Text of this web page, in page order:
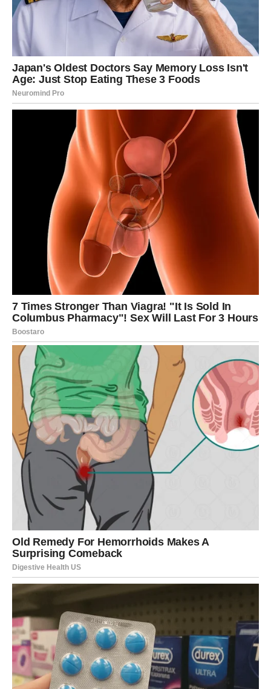
nego ikada.
Ako nije – završava se bez drame, ali sa konačnošću.
Karma vam vraća dostojanstvo u odnosima.
POSAO I NOVAC – NAGRADA
KOJA DOLAZI KROZ STRUKTURU
Na poslovnom planu dolazi ozbiljan pomak.
Možda će to biti:
unapređenje
povećanje prihoda
dugoročna poslovna ponuda
završetak jednog teskog ciklusa i ulazak u stabilniju fazu
neprimećeno, sada dolazi priznanje.
Karma nagrađuje vašu disciplinu, ali i vašu istrajnost.
Ovo nije brza, prolazna nagrada – ovo je stabilan
napredak koji se gradi na temeljima koje ste vi postavili.
UNUTRAŠNJA LEKCIJA –
PREPUŠTANJE KONTROLE
Jarče, vi volite kontrolu jer vam ona daje sigurnost. Ali
sada karma traži poverenje.
Ne morate sve nositi sami.
Ne morate dokazivati vrednost kroz iscrpljivanje.
Ovaj period vas uči da dozvolite sebi da primite podršku i
nagradu bez osećaja da morate da se žrtvujete.